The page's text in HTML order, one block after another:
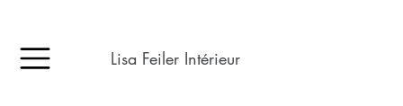
Lisa Feiler Intérieur